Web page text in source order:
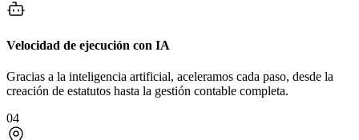
Velocidad de ejecución con IA
Gracias a la inteligencia artificial, aceleramos cada paso, desde la
creación de estatutos hasta la gestión contable completa.
04